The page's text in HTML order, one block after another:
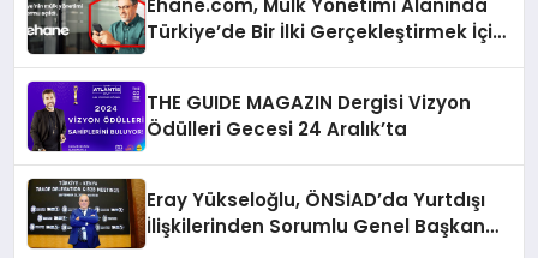
Ehane.com, Mülk Yönetimi Alanında
Türkiye’de Bir İlki Gerçekleştirmek İçin
THE GUIDE MAGAZIN Dergisi Vizyon
Ödülleri Gecesi 24 Aralık’ta
Eray Yükseloğlu, ÖNSİAD’da Yurtdışı
İlişkilerinden Sorumlu Genel Başkan